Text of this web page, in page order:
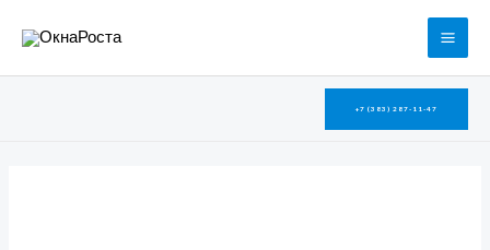
содержимому
+7 (383) 287-11-47